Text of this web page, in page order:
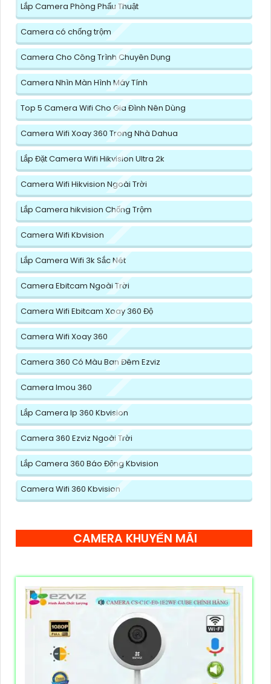
Lắp Camera Phòng Phẩu Thuật
Camera có chống trộm
Camera Cho Công Trình Chuyên Dụng
Camera Nhìn Màn Hình Máy Tính
Top 5 Camera Wifi Cho Gia Đình Nên Dùng
Camera Wifi Xoay 360 Trong Nhà Dahua
Lắp Đặt Camera Wifi Hikvision Ultra 2k
Camera Wifi Hikvision Ngoài Trời
Lắp Camera hikvision Chống Trộm
Camera Wifi Kbvision
Lắp Camera Wifi 3k Sắc Nét
Camera Ebitcam Ngoài Trời
Camera Wifi Ebitcam Xoay 360 Độ
Camera Wifi Xoay 360
Camera 360 Có Màu Ban Đêm Ezviz
Camera Imou 360
Lắp Camera Ip 360 Kbvision
Camera 360 Ezviz Ngoài Trời
Lắp Camera 360 Báo Động Kbvision
Camera Wifi 360 Kbvision
CAMERA KHUYẾN MÃI